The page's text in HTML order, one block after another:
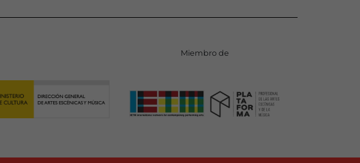
Miembro de